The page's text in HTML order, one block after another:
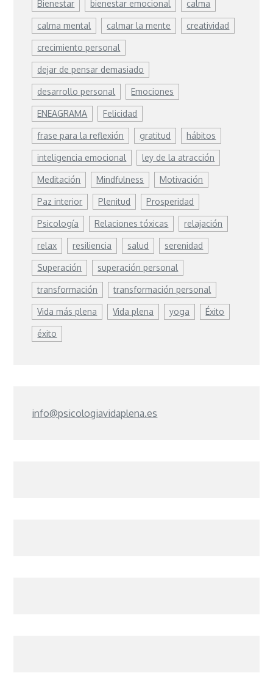
Bienestar bienestar emocional calma
calma mental calmar la mente creatividad
crecimiento personal
dejar de pensar demasiado
desarrollo personal Emociones
ENEAGRAMA Felicidad
frase para la reflexión gratitud hábitos
inteligencia emocional ley de la atracción
Meditación Mindfulness Motivación
Paz interior Plenitud Prosperidad
Psicología Relaciones tóxicas relajación
relax resiliencia salud serenidad
Superación superación personal
transformación transformación personal
Vida más plena Vida plena yoga Éxito
éxito
info@psicologiavidaplena.es